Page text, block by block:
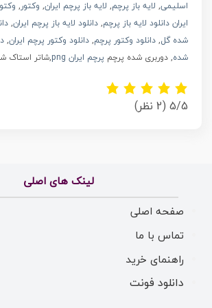
اسلیمی, لایه باز پرچم, لایه باز پرچم ایران, وکتور,
ایران دانلود لایه باز پرچم, دانلود لایه باز پرچم ایران,
شده گل, دانلود وکتور پرچم, دانلود وکتور پرچم ایران,
شده, دوربری شده پرچم پرچم ایران png ,شاتر استاک
5/5 (2 نظر)
لینک های اصلی
صفحه اصلی
تماس با ما
راهنمای خرید
دانلود فونت